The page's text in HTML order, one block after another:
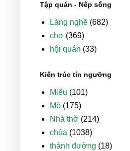
Tập quán - Nếp sống
Làng nghề (682)
chợ (369)
hội quán (33)
Kiến trúc tín ngưỡng
Miếu (101)
Mộ (175)
Nhà thờ (214)
chùa (1038)
thánh đường (18)